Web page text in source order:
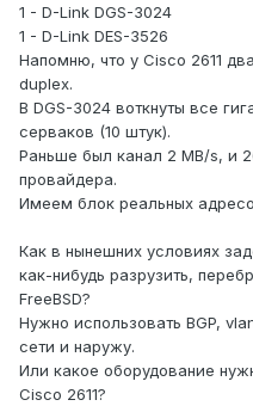
1 - D-Link DGS-3024
1 - D-Link DES-3526
Напомню, что у Cisco 2611
duplex.
В DGS-3024 воткнуты все
серваков (10 штук).
Раньше был канал 2 MB/s, и
провайдера.
Имеем блок реальных
Как в нынешних условиях
как-нибудь разрузить,
FreeBSD?
Нужно использовать BGP,
сети и наружу.
Или какое оборудование
Cisco 2611?